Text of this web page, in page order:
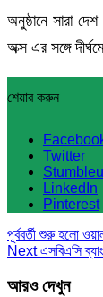
অনুষ্ঠানে সারা
অক্স এর সঙ্গে
শেয়ার করুন
Twitter
LinkedIn
Pinterest
পূর্ববর্তীশুরু হলো
Nextএসবিএসি
আরও দেখুন